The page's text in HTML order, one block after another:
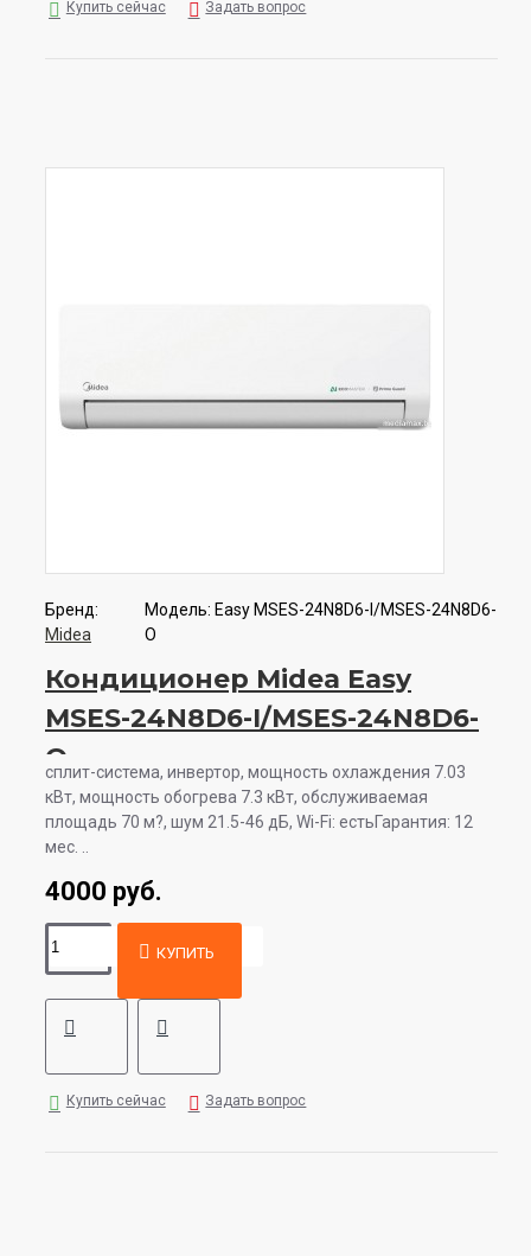
Купить сейчас Задать вопрос
Бренд:
Midea
Модель: Easy MSES-24N8D6-I/MSES-24N8D6-
O
Кондиционер Midea Easy
MSES-24N8D6-I/MSES-24N8D6-
O
сплит-система, инвертор, мощность охлаждения 7.03
кВт, мощность обогрева 7.3 кВт, обслуживаемая
площадь 70 м?, шум 21.5-46 дБ, Wi-Fi: естьГарантия: 12
мес. ..
4000 руб.
КУПИТЬ
Купить сейчас Задать вопрос